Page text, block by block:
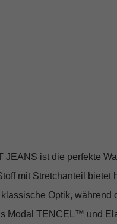
JEANS ist die perfekte
mit Stretchanteil
Optik,
Modal TENCEL™ und